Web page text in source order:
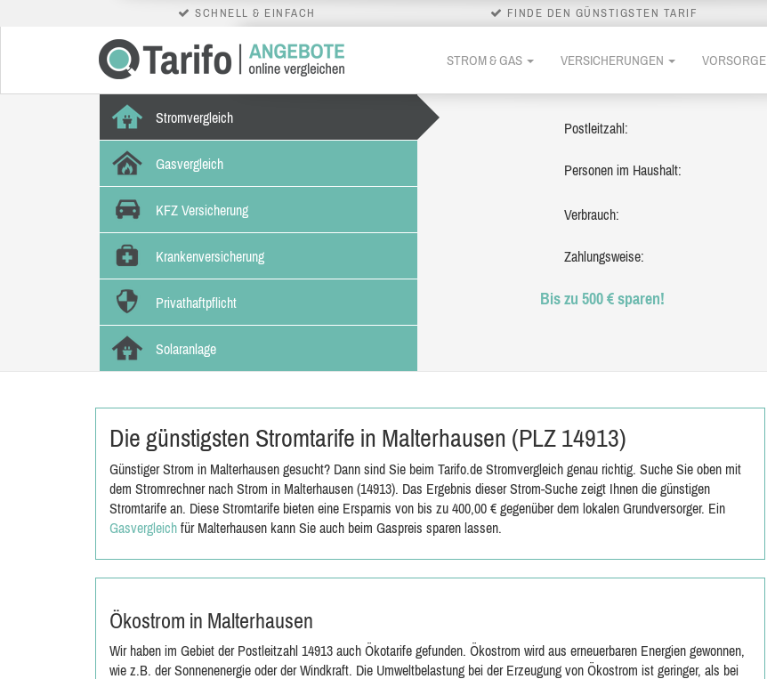
SCHNELL & EINFACH FINDE DEN GÜNSTIGSTEN TARIF
STROM & GAS VERSICHERUNGEN VORSORGE
Stromvergleich
Gasvergleich
KFZ Versicherung
Krankenversicherung
Privathaftpflicht
Solaranlage
Postleitzahl:
Personen im Haushalt:
Verbrauch:
Zahlungsweise:
Bis zu 500 € sparen!
Die günstigsten Stromtarife in Malterhausen (PLZ 14913)
Günstiger Strom in Malterhausen gesucht? Dann sind Sie beim Tarifo.de Stromvergleich genau richtig. Suche Sie oben mit
dem Stromrechner nach Strom in Malterhausen (14913). Das Ergebnis dieser Strom-Suche zeigt Ihnen die günstigen
Stromtarife an. Diese Stromtarife bieten eine Ersparnis von bis zu 400,00 € gegenüber dem lokalen Grundversorger. Ein
Gasvergleich für Malterhausen kann Sie auch beim Gaspreis sparen lassen.
Ökostrom in Malterhausen
Wir haben im Gebiet der Postleitzahl 14913 auch Ökotarife gefunden. Ökostrom wird aus erneuerbaren Energien gewonnen,
wie z.B. der Sonnenenergie oder der Windkraft. Die Umweltbelastung bei der Erzeugung von Ökostrom ist geringer, als bei